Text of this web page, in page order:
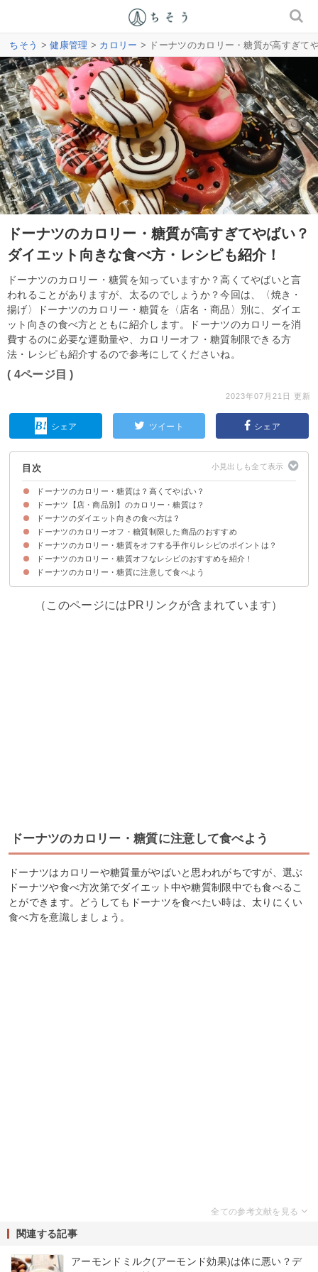
ちそう >健康管理 > カロリー > ドーナツのカロリー・糖質が高すぎて
ドーナツのカロリー・糖質が高すぎてやばい？
ダイエット向きな食べ方・レシピも紹介！
ドーナツのカロリー・糖質を知っていますか？高くてやばいと言
われることがありますが、太るのでしょうか？今回は、〈焼き・
揚げ〉ドーナツのカロリー・糖質を〈店名・商品〉別に、ダイエ
ット向きの食べ方とともに紹介します。ドーナツのカロリーを消
費するのに必要な運動量や、カロリーオフ・糖質制限できる方
法・レシピも紹介するので参考にしてくださいね。
( 4ページ目 )
2023年07月21日 更新
シェア ツイート シェア
目次
ドーナツのカロリー・糖質は？高くてやばい？
ドーナツのカロリー・糖質・脂質
ドーナツ（1個）のカロリー消費に必要な運動量
ドーナツ【店・商品別】のカロリー・糖質は？
ドーナツのダイエット向きの食べ方は？
①ゆっくりよく噛んで食べる
②夜に食べない
ドーナツのカロリーオフ・糖質制限した商品のおすすめ
①まんぞくロカボ 特選ミルクドーナツ（187kcal）
②糖質50% オフ&食物繊維入りメープルドーナツ（186kcal）
③糖質をおさえたドーナツ（133kcal）
ドーナツのカロリー・糖質をオフする手作りレシピのポイントは？
①小麦粉ではなくおからパウダーや豆腐を使う
②油で揚げずに焼き上げる
③牛乳の代わりに豆乳を使う
ドーナツのカロリー・糖質オフなレシピのおすすめを紹介！
①おからパウダーで作るドーナツ
②揚げずに作る焼きドーナツ
③低糖質高タンパクの簡単ドーナツ
ドーナツのカロリー・糖質に注意して食べよう
（このページにはPRリンクが含まれています）
ドーナツのカロリー・糖質に注意して食べよう
ドーナツはカロリーや糖質量がやばいと思われがちですが、選ぶ
ドーナツや食べ方次第でダイエット中や糖質制限中でも食べるこ
とができます。どうしてもドーナツを食べたい時は、太りにくい
食べ方を意識しましょう。
関連する記事
アーモンドミルク(アーモンド効果)は体に悪い？デ